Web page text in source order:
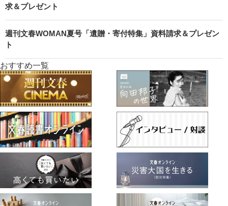
求＆プレゼント
週刊文春WOMAN夏号「遺贈・寄付特集」資料請求＆プレゼン
ト
おすすめ一覧